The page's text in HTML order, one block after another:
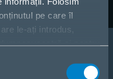
pe care îl
le-ați introdus,
și pentru
care utilizați pagina